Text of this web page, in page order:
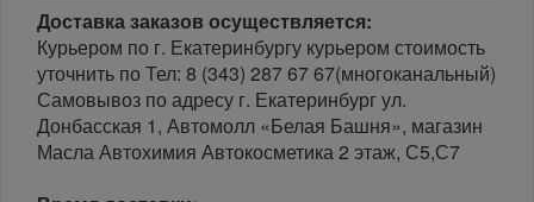
Доставка заказов осуществляется:
Курьером по г. Екатеринбургу курьером стоимость
уточнить по Тел: 8 (343) 287 67 67(многоканальный)
Самовывоз по адресу г. Екатеринбург ул.
Донбасская 1, Автомолл «Белая Башня», магазин
Масла Автохимия Автокосметика 2 этаж, С5,С7